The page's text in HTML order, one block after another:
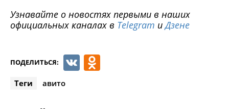
Узнавайте о новостях первыми в наших
официальных каналах в Telegram иДзене
ПОДЕЛИТЬСЯ: VK
Теги авито